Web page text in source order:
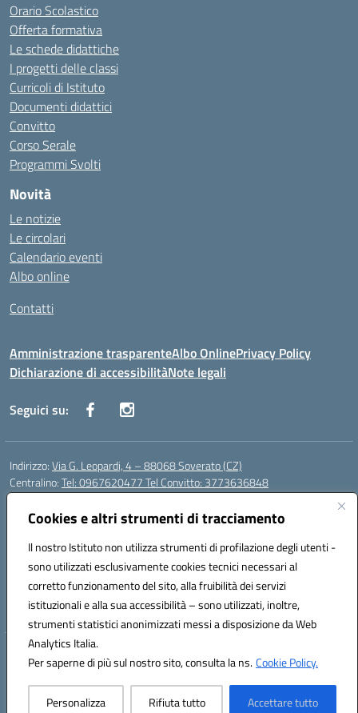
Cookies e altri strumenti di tracciamento
Il nostro Istituto non utilizza strumenti di profilazione degli utenti -
sono utilizzati esclusivamente cookies tecnici necessari al
corretto funzionamento del sito, alla fruibilità dei servizi
istituzionali e alla sua accessibilità – sono utilizzati, inoltre,
strumenti statistici anonimizzati messi a disposizione da Web
Analytics Italia.
Per saperne di più sul nostro sito, consulta la ns.Cookie Policy.
Personalizza Rifiuta tutto Accettare tutto
Orario Scolastico
Offerta formativa
Le schede didattiche
I progetti delle classi
Curricoli di Istituto
Documenti didattici
Convitto
Corso Serale
Programmi Svolti
Novità
Le notizie
Le circolari
Calendario eventi
Albo online
Contatti
Amministrazione trasparenteAlbo OnlinePrivacy Policy
Dichiarazione di accessibilitàNote legali
Seguici su:
Indirizzo:Via G. Leopardi, 4 – 88068 Soverato (CZ)
Centralino:Tel: 0967620477 Tel Convitto: 3773636848
Email:
Posta elettronica certificata (PEC):czrh04000q@pec.istruzione.it
Codice fiscale: 84000690796
Codice meccanografico:CZRH04000Q
Codice Indice delle Pubbliche Amministrazioni (IPA): istsc_czrh04000q
Codice unico di fatturazione (CUF): UF9M13
Hosting & Powered by 3D Solution S.r.l.
Concept & Design by Designers Italia